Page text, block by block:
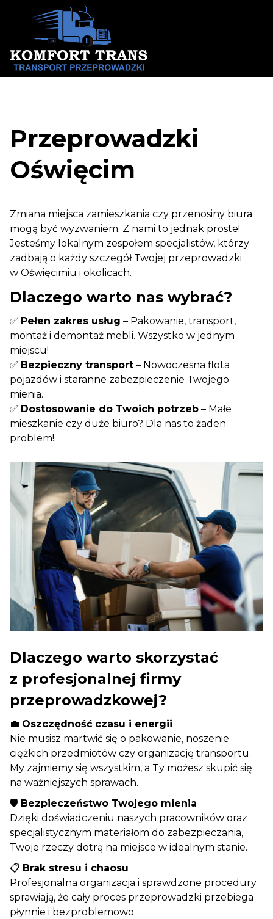
Przeprowadzki
Oświęcim
Zmiana miejsca zamieszkania czy przenosiny biura
mogą być wyzwaniem. Z nami to jednak proste!
Jesteśmy lokalnym zespołem specjalistów, którzy
zadbają o każdy szczegół Twojej przeprowadzki
w Oświęcimiu i okolicach.
Dlaczego warto nas wybrać?
✅ Pełen zakres usług – Pakowanie, transport,
montaż i demontaż mebli. Wszystko w jednym
miejscu!
✅ Bezpieczny transport – Nowoczesna flota
pojazdów i staranne zabezpieczenie Twojego
mienia.
✅ Dostosowanie do Twoich potrzeb – Małe
mieszkanie czy duże biuro? Dla nas to żaden
problem!
Dlaczego warto skorzystać
z profesjonalnej firmy
przeprowadzkowej?
💼 Oszczędność czasu i energii
Nie musisz martwić się o pakowanie, noszenie
ciężkich przedmiotów czy organizację transportu.
My zajmiemy się wszystkim, a Ty możesz skupić się
na ważniejszych sprawach.
🛡️ Bezpieczeństwo Twojego mienia
Dzięki doświadczeniu naszych pracowników oraz
specjalistycznym materiałom do zabezpieczania,
Twoje rzeczy dotrą na miejsce w idealnym stanie.
📋 Brak stresu i chaosu
Profesjonalna organizacja i sprawdzone procedury
sprawiają, że cały proces przeprowadzki przebiega
płynnie i bezproblemowo.